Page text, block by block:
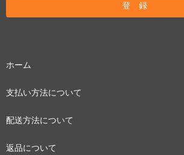
ホーム
支払い方法について
配送方法について
返品について